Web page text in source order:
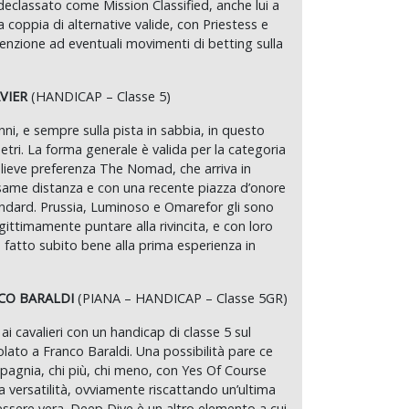
come Mission Classified, anche lui a
coppia di alternative valide, con Priestess e
ad eventuali movimenti di betting sulla
(HANDICAP – Classe 5)
e sempre sulla pista in sabbia, in questo
La forma generale è valida per la categoria
preferenza The Nomad, che arriva in
distanza e con una recente piazza d’onore
Prussia, Luminoso e Omarefor gli sono
puntare alla rivincita, e con loro
fatto subito bene alla prima esperienza in
BARALDI (PIANA – HANDICAP – Classe 5GR)
cavalieri con un handicap di classe 5 sul
a Franco Baraldi. Una possibilità pare ce
chi più, chi meno, con Yes Of Course
ovviamente riscattando un’ultima